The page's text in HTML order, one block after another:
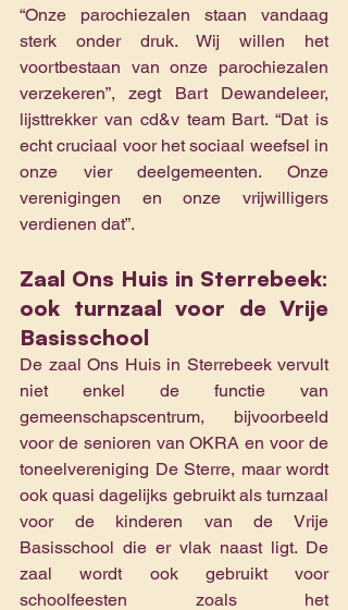
“Onze parochiezalen staan vandaag
sterk onder druk. Wij willen het
voortbestaan van onze parochiezalen
verzekeren”, zegt Bart Dewandeleer,
lijsttrekker van cd&v team Bart. “Dat is
echt cruciaal voor het sociaal weefsel in
onze vier deelgemeenten. Onze
verenigingen en onze vrijwilligers
verdienen dat”.
Zaal Ons Huis in Sterrebeek:
ook turnzaal voor de Vrije
Basisschool
De zaal Ons Huis in Sterrebeek vervult
niet enkel de functie van
gemeenschapscentrum, bijvoorbeeld
voor de senioren van OKRA en voor de
toneelvereniging De Sterre, maar wordt
ook quasi dagelijks gebruikt als turnzaal
voor de kinderen van de Vrije
Basisschool die er vlak naast ligt. De
zaal wordt ook gebruikt voor
schoolfeesten zoals het